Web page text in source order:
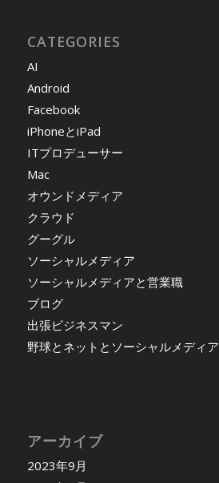
CATEGORIES
AI
Android
Facebook
iPhoneとiPad
ITプロデューサー
Mac
オウンドメディア
クラウド
グーグル
ソーシャルメディア
ソーシャルメディアと営業職
ブログ
出張ビジネスマン
野球とネットとソーシャルメディア
アーカイブ
2023年9月